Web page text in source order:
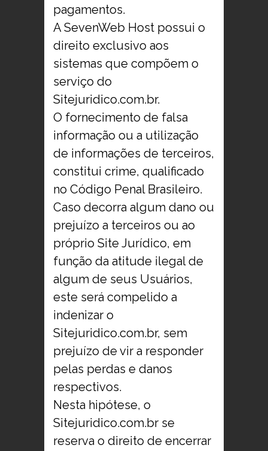
pagamentos.
A SevenWeb Host possui o
direito exclusivo aos
sistemas que compõem o
serviço do
Sitejuridico.com.br.
O fornecimento de falsa
informação ou a utilização
de informações de terceiros,
constitui crime, qualificado
no Código Penal Brasileiro.
Caso decorra algum dano ou
prejuízo a terceiros ou ao
próprio Site Jurídico, em
função da atitude ilegal de
algum de seus Usuários,
este será compelido a
indenizar o
Sitejuridico.com.br, sem
prejuízo de vir a responder
pelas perdas e danos
respectivos.
Nesta hipótese, o
Sitejuridico.com.br se
reserva o direito de encerrar